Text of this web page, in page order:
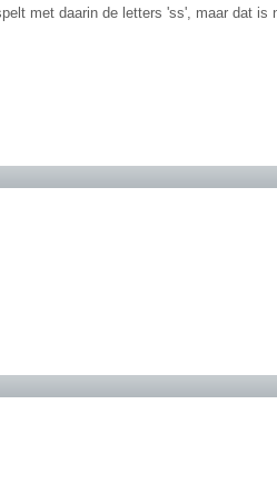
met daarin de letters 'ss', maar dat is